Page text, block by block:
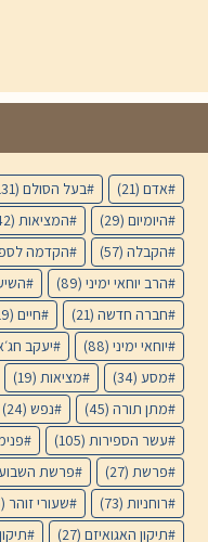
אדם (21) בעל הסולם (131)
היומיום (29) המציאות (42)
הקבלה (57) הקדמה
הרב יוחאי ימיני (89)
חברה חדשה (21) חיים (19)
יוחאי ימיני (88) יעקב
מסע (34) מציאות (19)
מתן תורה (45) נפש (24)
עשר הספירות (105)
פרשת (27) פרשת
רוחניות (73) שעורי זוהר (45)
תיקון האגואיזם (27)